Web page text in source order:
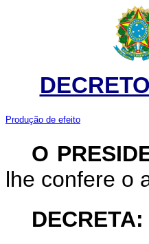
Produção de efeito
O
lhe confere o
DECRETA: